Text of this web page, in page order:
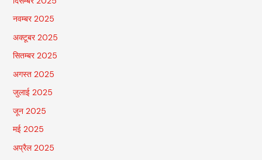
नवम्बर 2025
अक्टूबर 2025
सितम्बर 2025
अगस्त 2025
जुलाई 2025
जून 2025
मई 2025
अप्रैल 2025